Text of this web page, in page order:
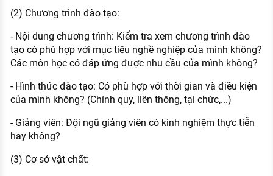
(2) Chương trình đào tạo:
- Nội dung chương trình: Kiểm tra xem chương trình đào
tạo có phù hợp với mục tiêu nghề nghiệp của mình không?
Các môn học có đáp ứng được nhu cầu của mình không?
- Hình thức đào tạo: Có phù hợp với thời gian và điều kiện
của mình không? (Chính quy, liên thông, tại chức,...)
- Giảng viên: Đội ngũ giảng viên có kinh nghiệm thực tiễn
hay không?
(3) Cơ sở vật chất: